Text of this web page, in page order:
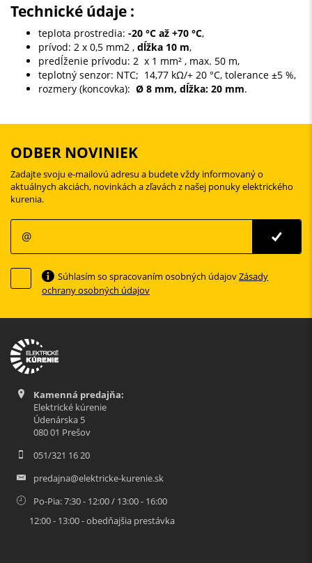
Technické údaje :
teplota prostredia: -20 °C až +70 °C,
prívod: 2 x 0,5 mm2 , dĺžka 10 m,
predĺženie prívodu: 2 x 1 mm² , max. 50 m,
teplotný senzor: NTC; 14,77 kΩ/+ 20 °C, tolerance ±5 %,
rozmery (koncovka): Ø 8 mm, dĺžka: 20 mm.
ODBER NOVINIEK
Zadajte svoju e-mailovú adresu a budete vždy informovaný o
aktuálnych akciách, novinkách a zľavách z našej ponuky elektrického
kurenia.
Súhlasím so spracovaním osobných údajovZásady
ochrany osobných údajov
Kamenná predajňa:
Elektrické kúrenie
Údenárska 5
080 01 Prešov
051/321 16 20
predajna@elektricke-kurenie.sk
Po-Pia: 7:30 - 12:00 / 13:00 - 16:00
12:00 - 13:00 - obedňajšia prestávka